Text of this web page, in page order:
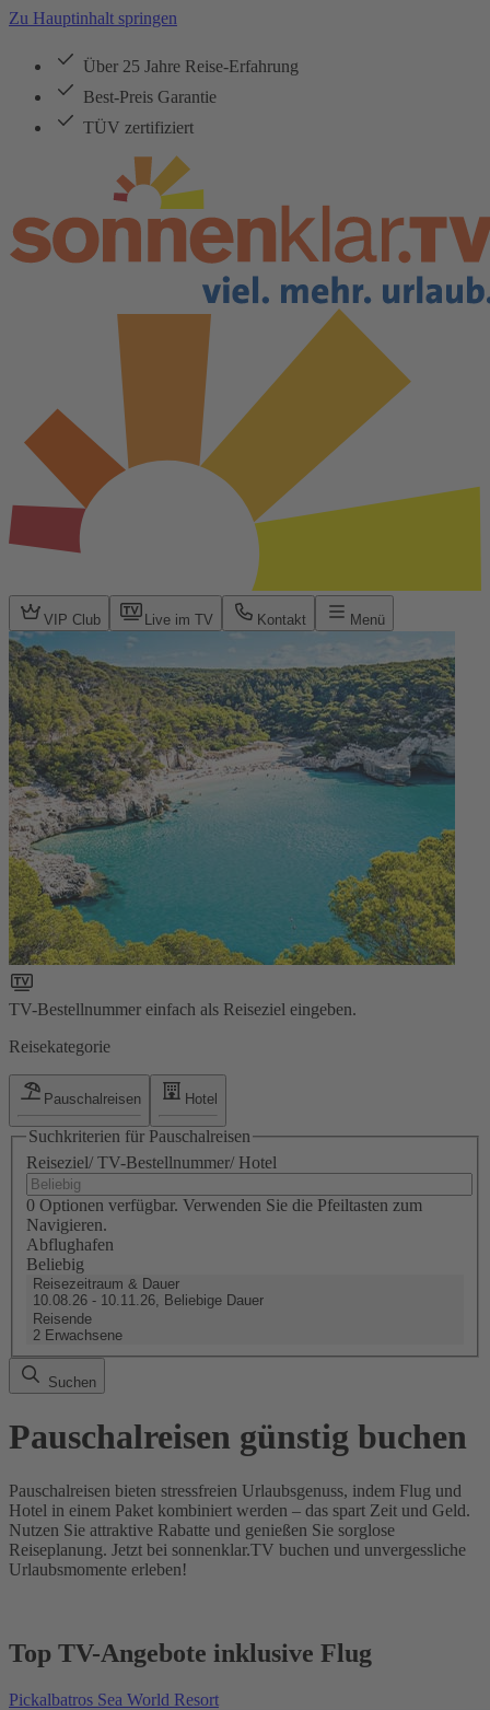
Zu Hauptinhalt springen
Über 25 Jahre Reise-Erfahrung
Best-Preis Garantie
TÜV zertifiziert
VIP Club Live im TV Kontakt Menü
TV-Bestellnummer einfach als Reiseziel eingeben.
Reisekategorie
Pauschalreisen Hotel
Suchkriterien für Pauschalreisen
Reiseziel/ TV-Bestellnummer/ Hotel
0 Optionen verfügbar. Verwenden Sie die Pfeiltasten zum
Navigieren.
Abflughafen
Beliebig
Reisezeitraum & Dauer
10.08.26 - 10.11.26, Beliebige Dauer
Reisende
2 Erwachsene
Suchen
Pauschalreisen günstig buchen
Pauschalreisen bieten stressfreien Urlaubsgenuss, indem Flug und
Hotel in einem Paket kombiniert werden – das spart Zeit und Geld.
Nutzen Sie attraktive Rabatte und genießen Sie sorglose
Reiseplanung. Jetzt bei sonnenklar.TV buchen und unvergessliche
Urlaubsmomente erleben!
Top TV-Angebote inklusive Flug
Pickalbatros Sea World Resort